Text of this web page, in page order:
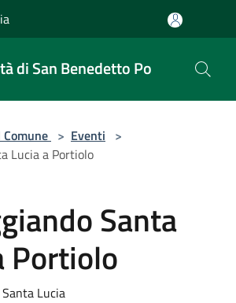
di San Benedetto Po
> Eventi >
Lucia a Portiolo
Santa
Portiolo
Lucia